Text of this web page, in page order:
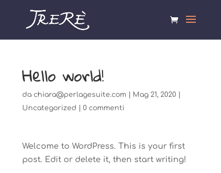
Hello world!
da chiara@perlagesuite.com Mag 21, 2020|
Uncategorized
0 commenti
Welcome to WordPress. This is your first
post. Edit or delete it, then start writing!